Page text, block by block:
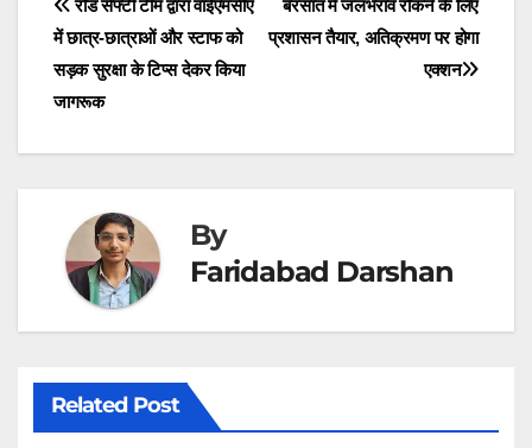
e
r
k
n
m
Post
navigation
बरसात में जलभराव रोकने के लिए
प्रशासन तैयार, अतिक्रमण पर होगा
एक्शन
रोड सेफ्टी टीम द्वारा वाईएमसीए
में छात्र-छात्राओं और स्टाफ को
सड़क सुरक्षा के टिप्स देकर किया
जागरूक
By
Faridabad Darshan
Related Post